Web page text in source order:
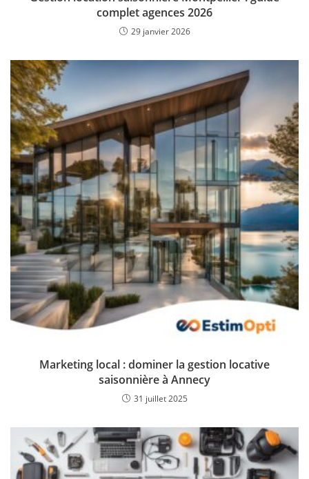
complet agences 2026
29 janvier 2026
Marketing local : dominer la gestion locative
saisonnière à Annecy
31 juillet 2025